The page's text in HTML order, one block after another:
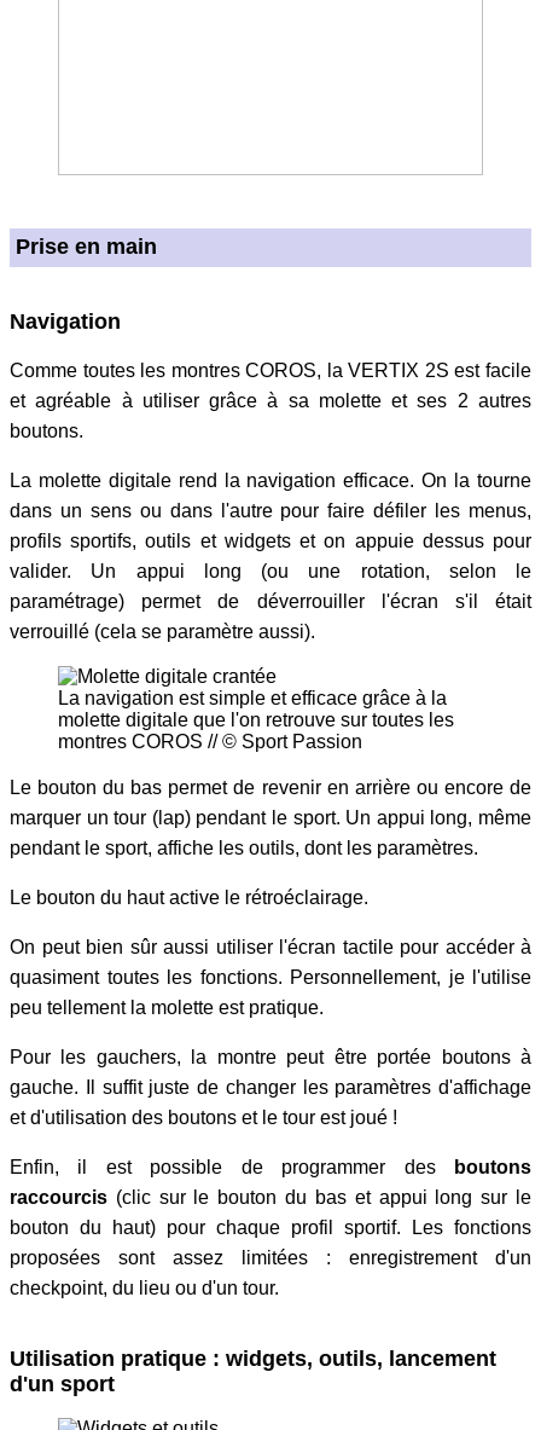
Prise en main
Navigation
Comme toutes les montres COROS, la VERTIX 2S est facile
et agréable à utiliser grâce à sa molette et ses 2 autres
boutons.
La molette digitale rend la navigation efficace. On la tourne
dans un sens ou dans l'autre pour faire défiler les menus,
profils sportifs, outils et widgets et on appuie dessus pour
valider. Un appui long (ou une rotation, selon le
paramétrage) permet de déverrouiller l'écran s'il était
verrouillé (cela se paramètre aussi).
La navigation est simple et efficace grâce à la
molette digitale que l'on retrouve sur toutes les
montres COROS // © Sport Passion
Le bouton du bas permet de revenir en arrière ou encore de
marquer un tour (lap) pendant le sport. Un appui long, même
pendant le sport, affiche les outils, dont les paramètres.
Le bouton du haut active le rétroéclairage.
On peut bien sûr aussi utiliser l'écran tactile pour accéder à
quasiment toutes les fonctions. Personnellement, je l'utilise
peu tellement la molette est pratique.
Pour les gauchers, la montre peut être portée boutons à
gauche. Il suffit juste de changer les paramètres d'affichage
et d'utilisation des boutons et le tour est joué !
Enfin, il est possible de programmer des
boutons
raccourcis (clic sur le bouton du bas et appui long sur le
bouton du haut) pour chaque profil sportif. Les fonctions
proposées sont assez limitées : enregistrement d'un
checkpoint, du lieu ou d'un tour.
Utilisation pratique : widgets, outils, lancement
d'un sport